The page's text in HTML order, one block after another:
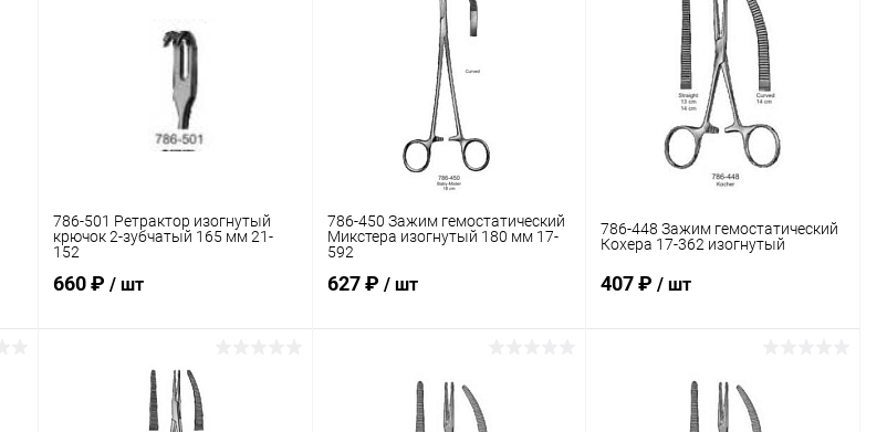
Купить в 1 клик Купить в 1 клик Купить в 1 клик Сравнение
В избранное В наличии
786-501 Ретрактор изогнутый
крючок 2-зубчатый 165 мм 21-
152
660 ₽ / шт
В корзину
786-450 Зажим гемостатический
Микстера изогнутый 180 мм 17-
592
627 ₽ / шт
786-448 Зажим гемостатический
Кохера 17-362 изогнутый
407 ₽/ шт